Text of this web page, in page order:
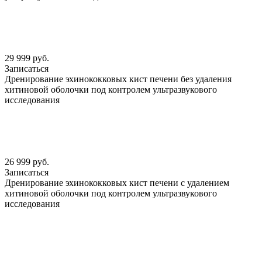
29 999 руб.
Записаться
Дренирование эхинококковых кист печени без удаления
хитиновой оболочки под контролем ультразвукового
исследования
26 999 руб.
Записаться
Дренирование эхинококковых кист печени с удалением
хитиновой оболочки под контролем ультразвукового
исследования